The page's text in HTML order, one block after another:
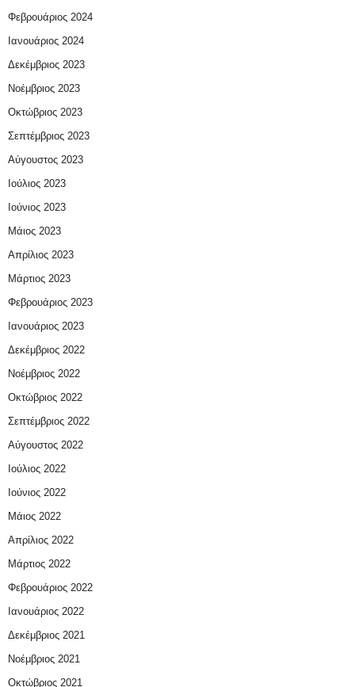
Φεβρουάριος 2024
Ιανουάριος 2024
Δεκέμβριος 2023
Νοέμβριος 2023
Οκτώβριος 2023
Σεπτέμβριος 2023
Αύγουστος 2023
Ιούλιος 2023
Ιούνιος 2023
Μάιος 2023
Απρίλιος 2023
Μάρτιος 2023
Φεβρουάριος 2023
Ιανουάριος 2023
Δεκέμβριος 2022
Νοέμβριος 2022
Οκτώβριος 2022
Σεπτέμβριος 2022
Αύγουστος 2022
Ιούλιος 2022
Ιούνιος 2022
Μάιος 2022
Απρίλιος 2022
Μάρτιος 2022
Φεβρουάριος 2022
Ιανουάριος 2022
Δεκέμβριος 2021
Νοέμβριος 2021
Οκτώβριος 2021